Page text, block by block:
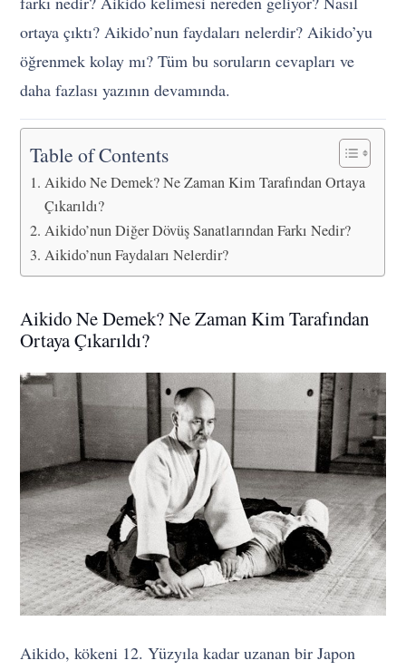
ortaya çıktı? Aikido’nun faydaları nelerdir? Aikido’yu
öğrenmek kolay mı? Tüm bu soruların cevapları ve
daha fazlası yazının devamında.
Table of Contents
Aikido Ne Demek? Ne Zaman Kim Tarafından Ortaya
Çıkarıldı?
Aikido’nun Diğer Dövüş Sanatlarından Farkı Nedir?
Aikido’nun Faydaları Nelerdir?
Aikido Ne Demek? Ne Zaman Kim Tarafından
Ortaya Çıkarıldı?
Aikido, kökeni 12. Yüzyıla kadar uzanan bir Japon